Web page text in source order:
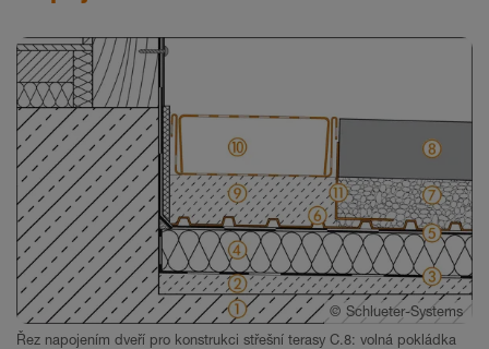
© Schlueter-Systems
Řez napojením dveří pro konstrukci střešní terasy C.8: volná pokládka